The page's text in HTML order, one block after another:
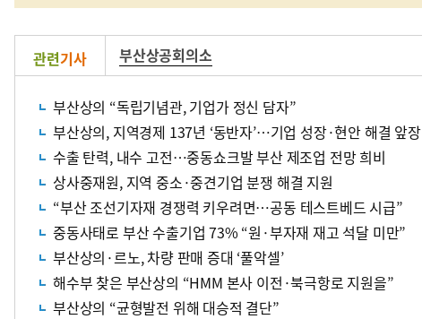
관련기사 부산상공회의소
부산상의 “독립기념관, 기업가 정신 담자”
부산상의, 지역경제 137년 ‘동반자’…기업 성장·현안 해결 앞장
수출 탄력, 내수 고전…중동쇼크발 부산 제조업 전망 희비
상사중재원, 지역 중소·중견기업 분쟁 해결 지원
“부산 조선기자재 경쟁력 키우려면…공동 테스트베드 시급”
중동사태로 부산 수출기업 73% “원·부자재 재고 석달 미만”
부산상의·르노, 차량 판매 증대 ‘풀악셀’
해수부 찾은 부산상의 “HMM 본사 이전·북극항로 지원을”
부산상의 “균형발전 위해 대승적 결단”